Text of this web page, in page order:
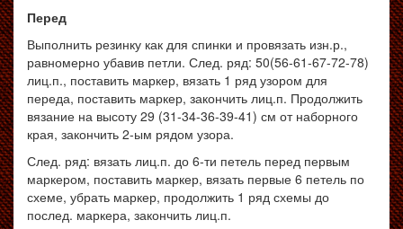
Перед
Выполнить резинку как для спинки и провязать изн.р.,
равномерно убавив петли. След. ряд: 50(56-61-67-72-78)
лиц.п., поставить маркер, вязать 1 ряд узором для
переда, поставить маркер, закончить лиц.п. Продолжить
вязание на высоту 29 (31-34-36-39-41) см от наборного
края, закончить 2-ым рядом узора.
След. ряд: вязать лиц.п. до 6-ти петель перед первым
маркером, поставить маркер, вязать первые 6 петель по
схеме, убрать маркер, продолжить 1 ряд схемы до
послед. маркера, закончить лиц.п.